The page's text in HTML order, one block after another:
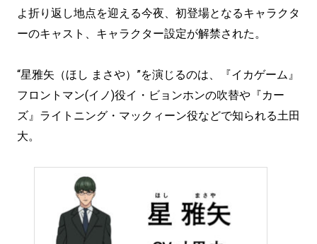
よ折り返し地点を迎える今夜、初登場となるキャラクタ
ーのキャスト、キャラクター設定が解禁された。
“星雅矢（ほし まさや）”を演じるのは、『イカゲーム』
フロントマン(イノ)役イ・ビョンホンの吹替や『カー
ズ』ライトニング・マックィーン役などで知られる土田
大。